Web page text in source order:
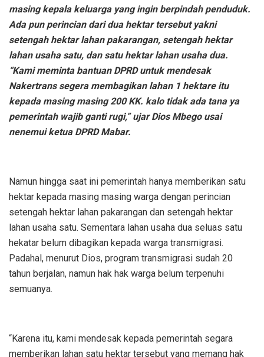
masing kepala keluarga yang ingin berpindah penduduk.
Ada pun perincian dari dua hektar tersebut yakni
setengah hektar lahan pakarangan, setengah hektar
lahan usaha satu, dan satu hektar lahan usaha dua.
“Kami meminta bantuan DPRD untuk mendesak
Nakertrans segera membagikan lahan 1 hektare itu
kepada masing masing 200 KK. kalo tidak ada tana ya
pemerintah wajib ganti rugi,” ujar Dios Mbego usai
nenemui ketua DPRD Mabar.
Namun hingga saat ini pemerintah hanya memberikan satu
hektar kepada masing masing warga dengan perincian
setengah hektar lahan pakarangan dan setengah hektar
lahan usaha satu. Sementara lahan usaha dua seluas satu
hekatar belum dibagikan kepada warga transmigrasi.
Padahal, menurut Dios, program transmigrasi sudah 20
tahun berjalan, namun hak hak warga belum terpenuhi
semuanya.
“Karena itu, kami mendesak kepada pemerintah segara
memberikan lahan satu hektar tersebut yang memang hak